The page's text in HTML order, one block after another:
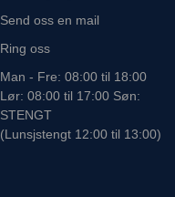
Send oss en mail
Ring oss
Man - Fre: 08:00 til 18:00
Lør: 08:00 til 17:00 Søn:
STENGT
(Lunsjstengt 12:00 til 13:00)